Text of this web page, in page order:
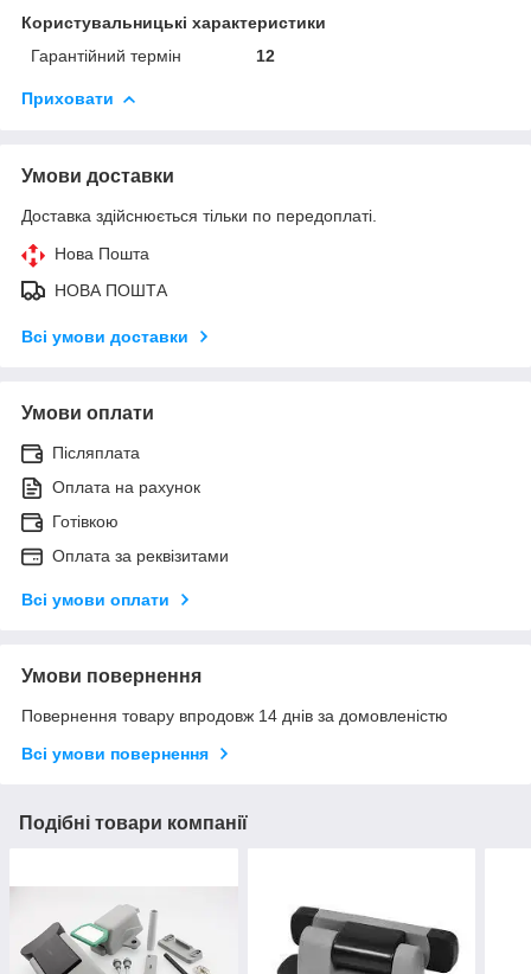
Користувальницькі характеристики
Гарантійний термін
12
Приховати
Умови доставки
Доставка здійснюється тільки по передоплаті.
Нова Пошта
НОВА ПОШТА
Всі умови доставки
Умови оплати
Післяплата
Оплата на рахунок
Готівкою
Оплата за реквізитами
Всі умови оплати
Умови повернення
Повернення товару впродовж 14 днів за домовленістю
Всі умови повернення
Подібні товари компанії